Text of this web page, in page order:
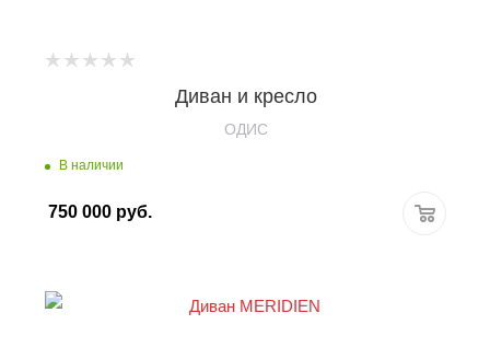
Диван и кресло
OДИС
В наличии
750 000 руб.